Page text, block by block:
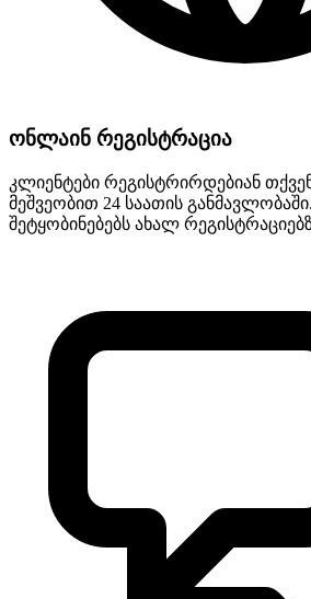
ონლაინ რეგისტრაცია
კლიენტები რეგისტრირდებიან
მეშვეობით 24 საათის
შეტყობინებებს ახალ